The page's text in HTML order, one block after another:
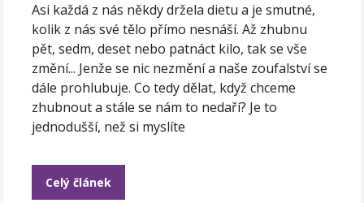
Asi každá z nás někdy držela dietu a je smutné,
kolik z nás své tělo přímo nesnáší. Až zhubnu
pět, sedm, deset nebo patnáct kilo, tak se vše
změní... Jenže se nic nezmění a naše zoufalství se
dále prohlubuje. Co tedy dělat, když chceme
zhubnout a stále se nám to nedaří? Je to
jednodušší, než si myslíte
Celý článek